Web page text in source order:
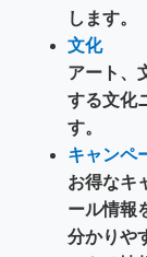
します。
文化
アート、
する文化
す。
キャンペ
お得なキ
ール情報
分かりや